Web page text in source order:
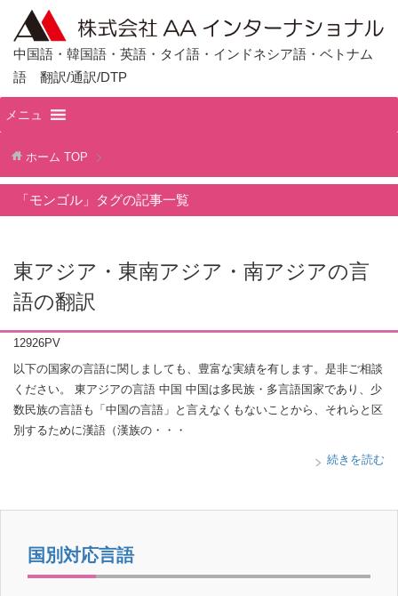
中国語・韓国語・英語・タイ語・インドネシア語・ベトナム
語 翻訳/通訳/DTP
メニュ
ホーム TOP
「モンゴル」タグの記事一覧
東アジア・東南アジア・南アジアの言
語の翻訳
12926PV
以下の国家の言語に関しましても、豊富な実績を有します。是非ご相談
ください。 東アジアの言語 中国 中国は多民族・多言語国家であり、少
数民族の言語も「中国の言語」と言えなくもないことから、それらと区
別するために漢語（漢族の・・・
続きを読む
国別対応言語